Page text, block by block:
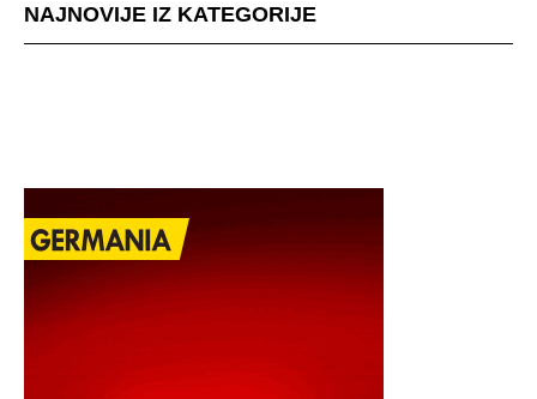
NAJNOVIJE IZ KATEGORIJE